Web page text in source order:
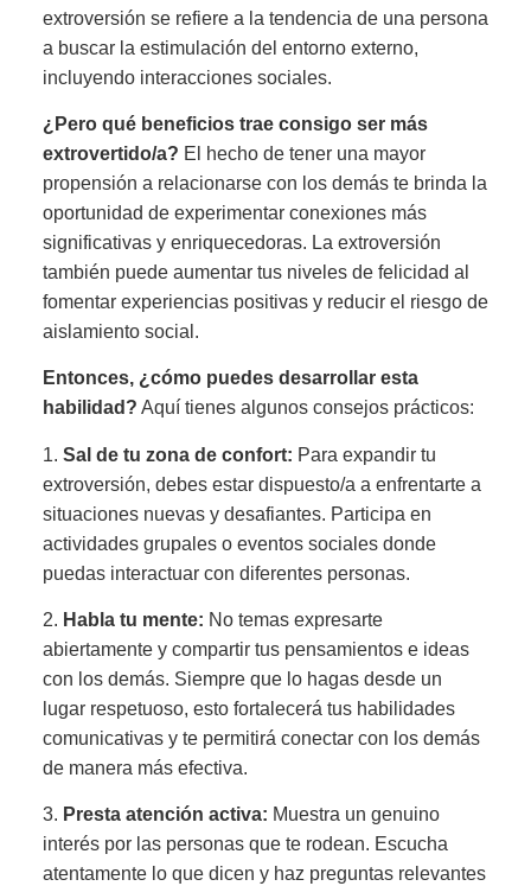
extroversión se refiere a la tendencia de una persona
a buscar la estimulación del entorno externo,
incluyendo interacciones sociales.
¿Pero qué beneficios trae consigo ser más
extrovertido/a? El hecho de tener una mayor
propensión a relacionarse con los demás te brinda la
oportunidad de experimentar conexiones más
significativas y enriquecedoras. La extroversión
también puede aumentar tus niveles de felicidad al
fomentar experiencias positivas y reducir el riesgo de
aislamiento social.
Entonces, ¿cómo puedes desarrollar esta
habilidad? Aquí tienes algunos consejos prácticos:
1. Sal de tu zona de confort: Para expandir tu
extroversión, debes estar dispuesto/a a enfrentarte a
situaciones nuevas y desafiantes. Participa en
actividades grupales o eventos sociales donde
puedas interactuar con diferentes personas.
2. Habla tu mente: No temas expresarte
abiertamente y compartir tus pensamientos e ideas
con los demás. Siempre que lo hagas desde un
lugar respetuoso, esto fortalecerá tus habilidades
comunicativas y te permitirá conectar con los demás
de manera más efectiva.
3. Presta atención activa: Muestra un genuino
interés por las personas que te rodean. Escucha
atentamente lo que dicen y haz preguntas relevantes